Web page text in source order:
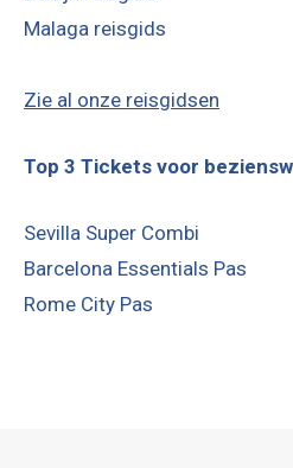
Malaga reisgids
Zie al onze reisgidsen
Top 3 Tickets voor
Sevilla Super Combi
Barcelona Essentials Pas
Rome City Pas